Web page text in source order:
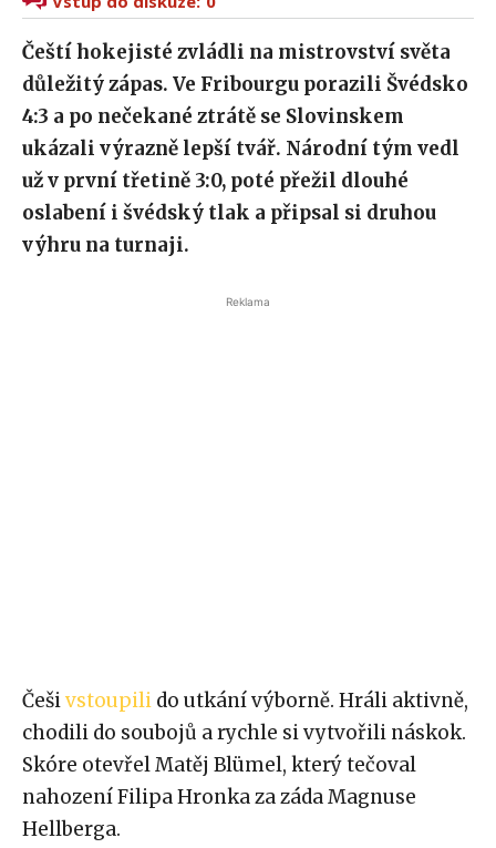
Čeští hokejisté zvládli na mistrovství světa
důležitý zápas. Ve Fribourgu porazili Švédsko
4:3 a po nečekané ztrátě se Slovinskem
ukázali výrazně lepší tvář. Národní tým vedl
už v první třetině 3:0, poté přežil dlouhé
oslabení i švédský tlak a připsal si druhou
výhru na turnaji.
Reklama
Češivstoupili do utkání výborně. Hráli aktivně,
chodili do soubojů a rychle si vytvořili náskok.
Skóre otevřel Matěj Blümel, který tečoval
nahození Filipa Hronka za záda Magnuse
Hellberga.